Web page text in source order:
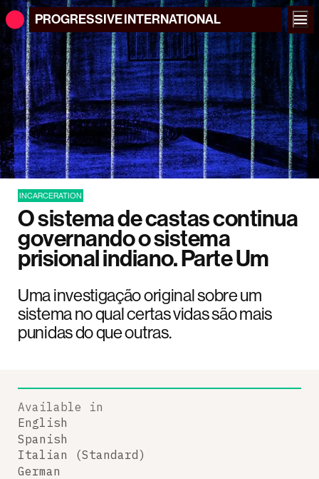
PROGRESSIVEINTERNATIONAL
INCARCERATION
O sistema de castas continua
governando o sistema
prisional indiano. Parte Um
Uma investigação original sobre um
sistema no qual certas vidas são mais
punidas do que outras.
Available in
English
Spanish
Italian (Standard)
German